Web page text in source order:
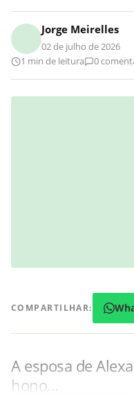
Jorge Meirelles
02 de julho de 2026
1 min de leitura
0
COMPARTILHAR:
A esposa de
hono…